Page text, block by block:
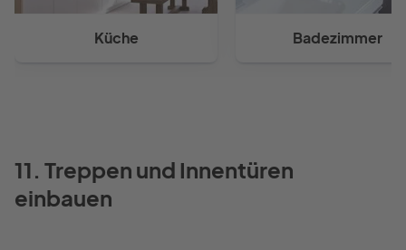
Küche Badezimmer
11. Treppen und Innentüren
einbauen